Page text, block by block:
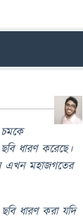
ধারণ করেছে।
এখন মহাজগতের
ধারণ করা যদি